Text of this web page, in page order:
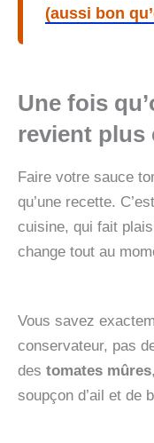
(aussi bon
Une fois
revient plus
Faire votre sauce
qu’une recette.
cuisine, qui fait
change tout au
Vous savez
conservateur, pas
des tomates mûres
soupçon d’ail et de